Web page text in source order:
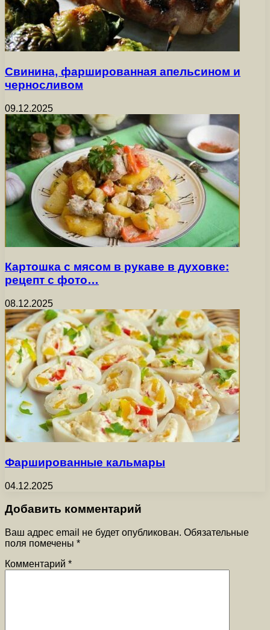
Свинина, фаршированная апельсином и
черносливом
09.12.2025
Картошка с мясом в рукаве в духовке:
рецепт с фото…
08.12.2025
Фаршированные кальмары
04.12.2025
Добавить комментарий
Ваш адрес email не будет опубликован. Обязательные
поля помечены *
Комментарий *